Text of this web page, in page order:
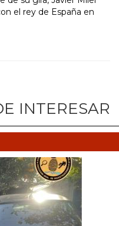
el rey de España en
INTERESAR